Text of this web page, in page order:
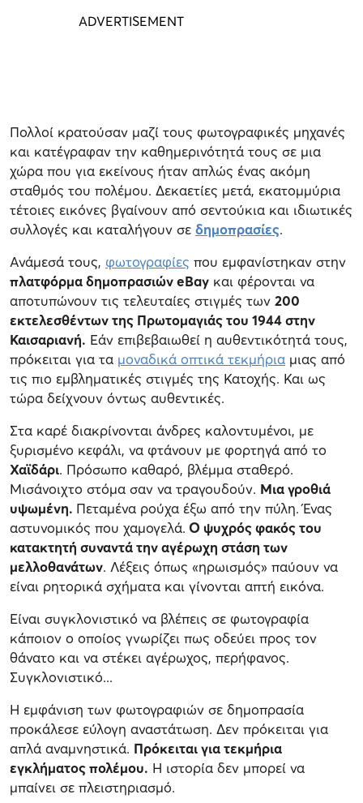
Πολλοί κρατούσαν μαζί τους φωτογραφικές μηχανές
και κατέγραφαν την καθημερινότητά τους σε μια
χώρα που για εκείνους ήταν απλώς ένας ακόμη
σταθμός του πολέμου. Δεκαετίες μετά, εκατομμύρια
τέτοιες εικόνες βγαίνουν από σεντούκια και ιδιωτικές
συλλογές και καταλήγουν σε δημοπρασίες.
Ανάμεσά τους, φωτογραφίες που εμφανίστηκαν στην
πλατφόρμα δημοπρασιών eBay και φέρονται να
αποτυπώνουν τις τελευταίες στιγμές των 200
εκτελεσθέντων της Πρωτομαγιάς του 1944 στην
Καισαριανή. Εάν επιβεβαιωθεί η αυθεντικότητά τους,
πρόκειται για τα μοναδικά οπτικά τεκμήρια μιας από
τις πιο εμβληματικές στιγμές της Κατοχής. Και ως
τώρα δείχνουν όντως αυθεντικές.
Στα καρέ διακρίνονται άνδρες καλοντυμένοι, με
ξυρισμένο κεφάλι, να φτάνουν με φορτηγά από το
Χαϊδάρι. Πρόσωπο καθαρό, βλέμμα σταθερό.
Μισάνοιχτο στόμα σαν να τραγουδούν. Μια γροθιά
υψωμένη. Πεταμένα ρούχα έξω από την πύλη. Ένας
αστυνομικός που χαμογελά. Ο ψυχρός φακός του
κατακτητή συναντά την αγέρωχη στάση των
μελλοθανάτων. Λέξεις όπως «ηρωισμός» παύουν να
είναι ρητορικά σχήματα και γίνονται απτή εικόνα.
Είναι συγκλονιστικό να βλέπεις σε φωτογραφία
κάποιον ο οποίος γνωρίζει πως οδεύει προς τον
θάνατο και να στέκει αγέρωχος, περήφανος.
Συγκλονιστικό...
Η εμφάνιση των φωτογραφιών σε δημοπρασία
προκάλεσε εύλογη αναστάτωση. Δεν πρόκειται για
απλά αναμνηστικά. Πρόκειται για τεκμήρια
εγκλήματος πολέμου. Η ιστορία δεν μπορεί να
μπαίνει σε πλειστηριασμό.